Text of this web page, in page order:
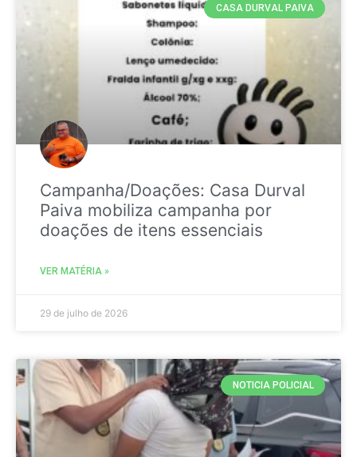
CASA DURVAL PAIVA
Campanha/Doações: Casa Durval
Paiva mobiliza campanha por
doações de itens essenciais
VER MATÉRIA »
29 de julho de 2026
NOTICIA POLICIAL